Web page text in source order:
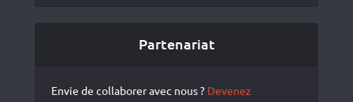
Partenariat
Envie de collaborer avec nous ? Devenez